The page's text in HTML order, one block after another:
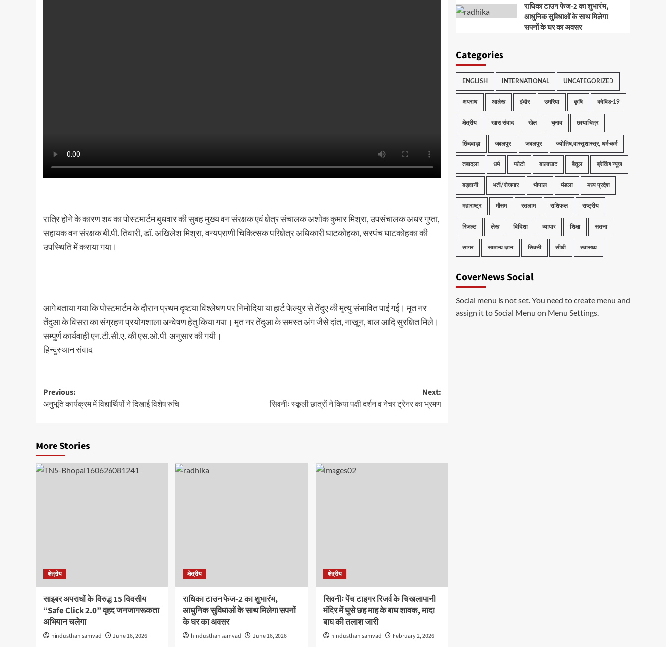
रात्रि होने के कारण शव का पोस्टमार्टम बुधवार की सुबह मुख्य वन संरक्षक एवं क्षेत्र संचालक अशोक कुमार मिश्रा, उपसंचालक अधर गुप्ता,
सहायक वन संरक्षक बी.पी. तिवारी, डॉ. अखिलेश मिश्रा, वन्यप्राणी चिकित्सक परिक्षेत्र अधिकारी घाटकोहका, सरपंच घाटकोहका की
उपस्थिति में कराया गया।
आगे बताया गया कि पोस्टमार्टम के दौरान प्रथम दृष्टया विश्लेषण पर निमोदिया या हार्ट फेल्युर से तेंदुए की मृत्यु संभावित पाई गई। मृत नर
तेंदुआ के विसरा का संग्रहण प्रयोगशाला अन्वेषण हेतु किया गया। मृत नर तेंदुआ के समस्त अंग जैसे दांत, नाखून, बाल आदि सुरक्षित मिले।
सम्पूर्ण कार्यवाही एन.टी.सी.ए. की एस.ओ.पी. अनुसार की गयी।
हिन्दुस्थान संवाद
Post
navigation
Previous:
अनुभूति कार्यक्रम में विद्यार्थियों ने दिखाई विशेष रुचि
Next:
सिवनीः स्कूली छात्रों ने किया पक्षी दर्शन व नेचर ट्रेनर का भ्रमण
More Stories
क्षेत्रीय
साइबर अपराधों के विरुद्ध 15 दिवसीय
“Safe Click 2.0” वृहद जनजागरूकता
अभियान चलेगा
hindusthan samvad June 16, 2026
क्षेत्रीय
राधिका टाउन फेज-2 का शुभारंभ,
आधुनिक सुविधाओं के साथ मिलेगा सपनों
के घर का अवसर
hindusthan samvad June 16, 2026
क्षेत्रीय
सिवनीः पेंच टाइगर रिजर्व के चिखलापानी
मंदिर में घुसे छह माह के बाघ शावक, मादा
बाघ की तलाश जारी
hindusthan samvad February 2, 2026
राधिका टाउन फेज-2 का शुभारंभ,
आधुनिक सुविधाओं के साथ मिलेगा
सपनों के घर का अवसर
Categories
ENGLISH INTERNATIONAL UNCATEGORIZED
अपराध आलेख इंदौर उमरिया कृषि कोविड-19
क्षेत्रीय खास संवाद खेल चुनाव छायाचित्र
छिंदवाड़ा जबलपुर जबलपुर ज्योतिष,वास्तुशास्त्र, धर्म-कर्म
तबादला धर्म फोटो बालाघाट बैतूल ब्रेकिंग न्यूज
बड़वानी भर्ती/रोजगार भोपाल मंडला मध्य प्रदेश
महाराष्ट्र मौसम रतलाम राशिफल राष्ट्रीय
रिजल्ट लेख विदिशा व्यापार शिक्षा सतना
सागर सामान्य ज्ञान सिवनी सीधी स्वास्थ्य
CoverNews Social
Social menu is not set. You need to create menu and
assign it to Social Menu on Menu Settings.